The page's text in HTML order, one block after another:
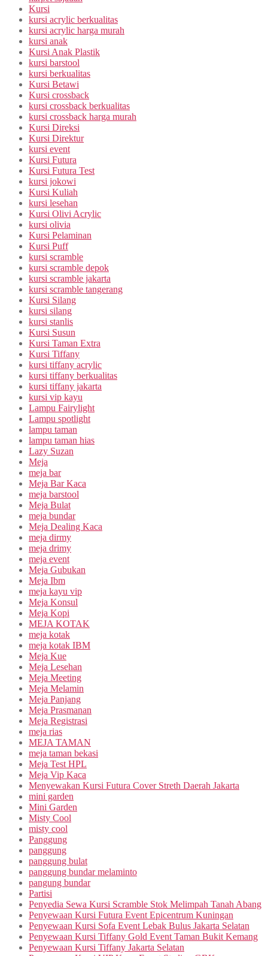
Kursi
kursi acrylic berkualitas
kursi acrylic harga murah
kursi anak
Kursi Anak Plastik
kursi barstool
kursi berkualitas
Kursi Betawi
Kursi crossback
kursi crossback berkualitas
kursi crossback harga murah
Kursi Direksi
Kursi Direktur
kursi event
Kursi Futura
Kursi Futura Test
kursi jokowi
Kursi Kuliah
kursi lesehan
Kursi Olivi Acrylic
kursi olivia
Kursi Pelaminan
Kursi Puff
kursi scramble
kursi scramble depok
kursi scramble jakarta
kursi scramble tangerang
Kursi Silang
kursi silang
kursi stanlis
Kursi Susun
Kursi Taman Extra
Kursi Tiffany
kursi tiffany acrylic
kursi tiffany berkualitas
kursi tiffany jakarta
kursi vip kayu
Lampu Fairylight
Lampu spotlight
lampu taman
lampu taman hias
Lazy Suzan
Meja
meja bar
Meja Bar Kaca
meja barstool
Meja Bulat
meja bundar
Meja Dealing Kaca
meja dirmy
meja drimy
meja event
Meja Gubukan
Meja Ibm
meja kayu vip
Meja Konsul
Meja Kopi
MEJA KOTAK
meja kotak
meja kotak IBM
Meja Kue
Meja Lesehan
Meja Meeting
Meja Melamin
Meja Panjang
Meja Prasmanan
Meja Registrasi
meja rias
MEJA TAMAN
meja taman bekasi
Meja Test HPL
Meja Vip Kaca
Menyewakan Kursi Futura Cover Streth Daerah Jakarta
mini garden
Mini Garden
Misty Cool
misty cool
Panggung
panggung
panggung bulat
panggung bundar melaminto
pangung bundar
Partisi
Penyedia Sewa Kursi Scramble Stok Melimpah Tanah Abang
Penyewaan Kursi Futura Event Epicentrum Kuningan
Penyewaan Kursi Sofa Event Lebak Bulus Jakarta Selatan
Penyewaan Kursi Tiffany Gold Event Taman Bukit Kemang
Penyewaan Kursi Tiffany Jakarta Selatan